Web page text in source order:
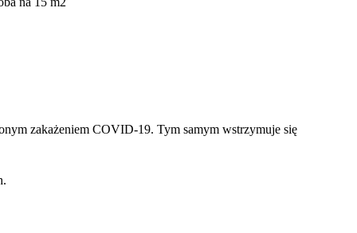
zakażeniem COVID-19. Tym samym wstrzymuje się